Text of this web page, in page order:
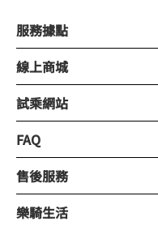
服務據點
線上商城
試乘網站
FAQ
售後服務
樂騎生活